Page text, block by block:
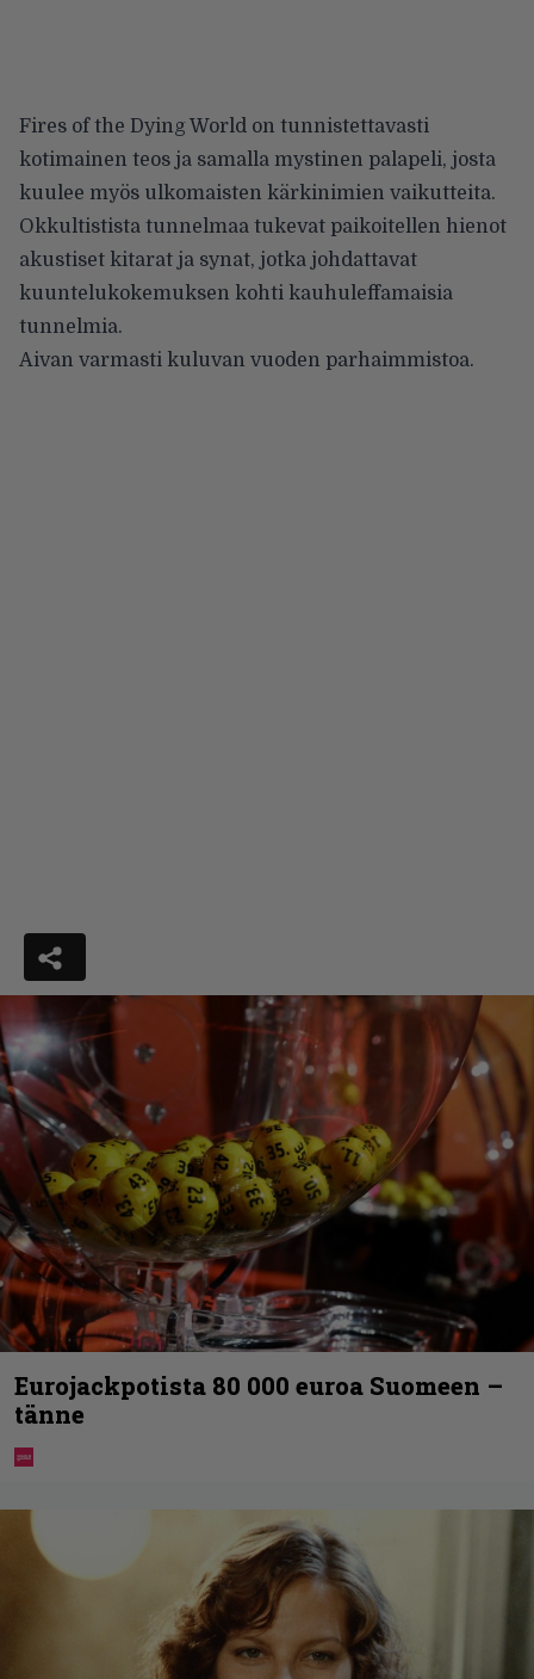
Fires of the Dying World on tunnistettavasti
kotimainen teos ja samalla mystinen palapeli, josta
kuulee myös ulkomaisten kärkinimien vaikutteita.
Okkultistista tunnelmaa tukevat paikoitellen hienot
akustiset kitarat ja synat, jotka johdattavat
kuuntelukokemuksen kohti kauhuleffamaisia
tunnelmia.
Aivan varmasti kuluvan vuoden parhaimmistoa.
Eurojackpotista 80 000 euroa Suomeen –
tänne